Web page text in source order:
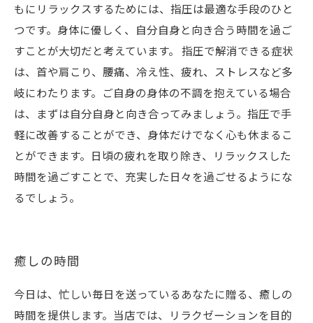
もにリラックスするためには、指圧は最適な手段のひと
つです。身体に優しく、自分自身と向き合う時間を過ご
すことが大切だと考えています。 指圧で解消できる症状
は、首や肩こり、腰痛、冷え性、疲れ、ストレスなど多
岐にわたります。ご自身の身体の不調を抱えている場合
は、まずは自分自身と向き合ってみましょう。指圧で手
軽に改善することができ、身体だけでなく心も休まるこ
とができます。日頃の疲れを取り除き、リラックスした
時間を過ごすことで、充実した日々を過ごせるようにな
るでしょう。
癒しの時間
今日は、忙しい毎日を送っているあなたに贈る、癒しの
時間を提供します。当店では、リラクゼーションを目的